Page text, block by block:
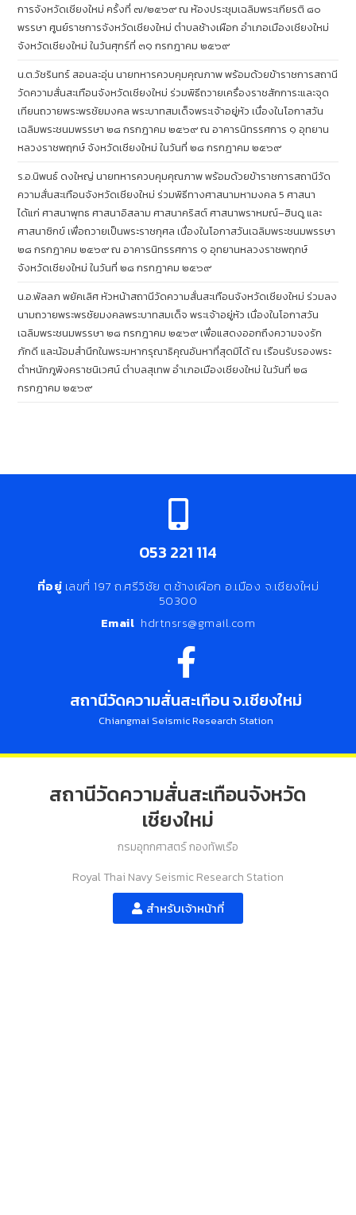
การจังหวัดเชียงใหม่ ครั้งที่ ๗/๒๕๖๙ ณ ห้องประชุมเฉลิมพระเกียรติ ๘๐
พรรษา ศูนย์ราชการจังหวัดเชียงใหม่ ตำบลช้างเผือก อำเภอเมืองเชียงใหม่
จังหวัดเชียงใหม่ ในวันศุกร์ที่ ๓๑ กรกฎาคม ๒๕๖๙
น.ต.วัชรินทร์ สอนละอุ่น นายทหารควบคุมคุณภาพ พร้อมด้วยข้าราชการสถานี
วัดความสั่นสะเทือนจังหวัดเชียงใหม่ ร่วมพิธีถวายเครื่องราชสักการะและจุด
เทียนถวายพระพรชัยมงคล พระบาทสมเด็จพระเจ้าอยู่หัว เนื่องในโอกาสวัน
เฉลิมพระชนมพรรษา ๒๘ กรกฎาคม ๒๕๖๙ ณ อาคารนิทรรศการ ๑ อุทยาน
หลวงราชพฤกษ์ จังหวัดเชียงใหม่ ในวันที่ ๒๘ กรกฎาคม ๒๕๖๙
ร.อ.นิพนธ์ ดงใหญ่ นายทหารควบคุมคุณภาพ พร้อมด้วยข้าราชการสถานีวัด
ความสั่นสะเทือนจังหวัดเชียงใหม่ ร่วมพิธีทางศาสนามหามงคล 5 ศาสนา
ได้แก่ ศาสนาพุทธ ศาสนาอิสลาม ศาสนาคริสต์ ศาสนาพราหมณ์–ฮินดู และ
ศาสนาซิกข์ เพื่อถวายเป็นพระราชกุศล เนื่องในโอกาสวันเฉลิมพระชนมพรรษา
๒๘ กรกฎาคม ๒๕๖๙ ณ อาคารนิทรรศการ ๑ อุทยานหลวงราชพฤกษ์
จังหวัดเชียงใหม่ ในวันที่ ๒๘ กรกฎาคม ๒๕๖๙
น.อ.พัลลภ พยัคเลิศ หัวหน้าสถานีวัดความสั่นสะเทือนจังหวัดเชียงใหม่ ร่วมลง
นามถวายพระพรชัยมงคลพระบาทสมเด็จ พระเจ้าอยู่หัว เนื่องในโอกาสวัน
เฉลิมพระชนมพรรษา ๒๘ กรกฎาคม ๒๕๖๙ เพื่อแสดงออกถึงความจงรัก
ภักดี และน้อมสำนึกในพระมหากรุณาธิคุณอันหาที่สุดมิได้ ณ เรือนรับรองพระ
ตำหนักภูพิงคราชนิเวศน์ ตำบลสุเทพ อำเภอเมืองเชียงใหม่ ในวันที่ ๒๘
กรกฎาคม ๒๕๖๙
053 221 114
ที่อยู่ เลขที่ 197 ถ.ศรีวิชัย ต.ช้างเผือก อ.เมือง จ.เชียงใหม่
50300
Email hdrtnsrs@gmail.com
สถานีวัดความสั่นสะเทือน จ.เชียงใหม่
Chiangmai Seismic Research Station
สถานีวัดความสั่นสะเทือนจังหวัด
เชียงใหม่
กรมอุทกศาสตร์ กองทัพเรือ
Royal Thai Navy Seismic Research Station
สำหรับเจ้าหน้าที่